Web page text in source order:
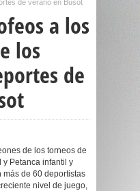
de verano en Busot
a los
los
de
de los torneos de
y Petanca infantil y
de 60 deportistas
nivel de juego,